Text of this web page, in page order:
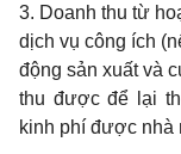
3. Doanh thu từ
dịch vụ công ích
động sản xuất và
thu được để lại
kinh phí được nhà